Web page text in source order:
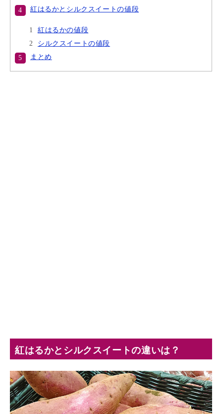
紅はるかとシルクスイートの値段
紅はるかの値段
シルクスイートの値段
まとめ
紅はるかとシルクスイートの違いは？